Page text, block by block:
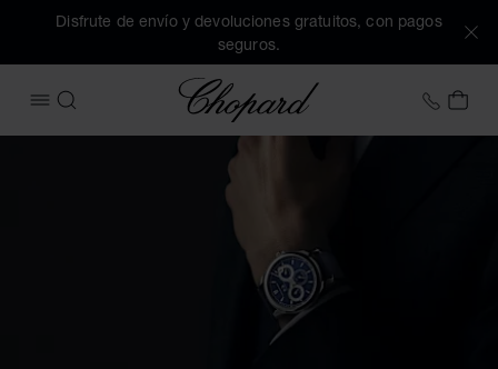
Disfrute de envío y devoluciones gratuitos, con pagos
seguros.
ABRIR MENÚ
BUSCAR
Chopard +34
MI